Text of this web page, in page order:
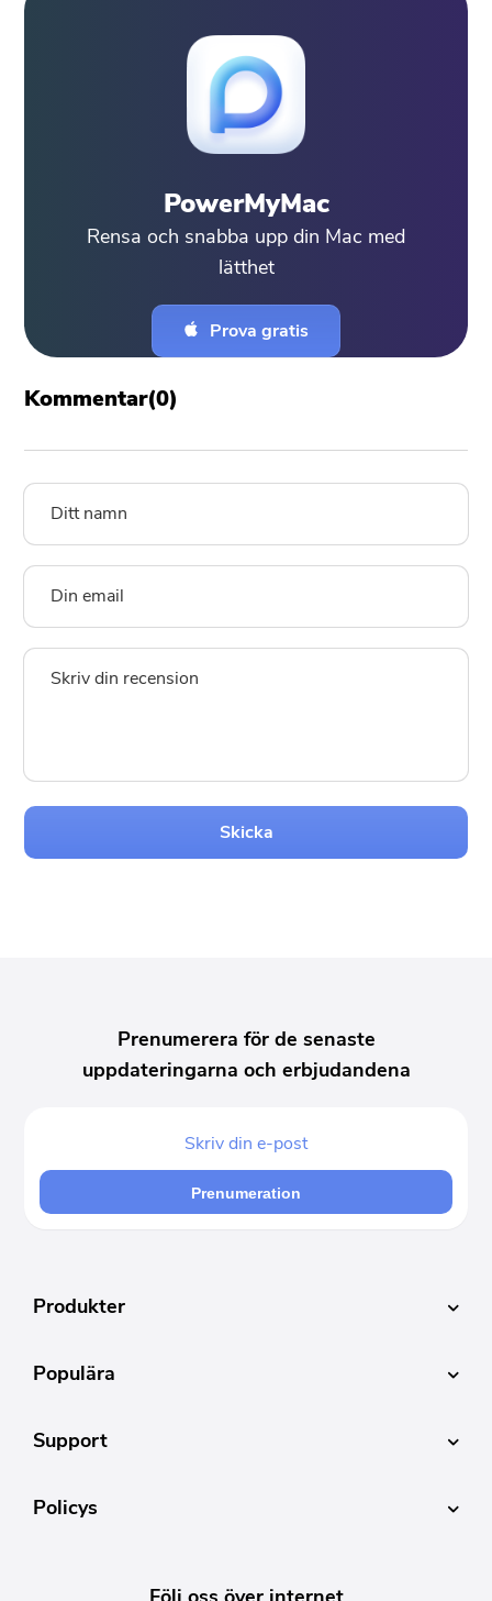
PowerMyMac
Rensa och snabba upp din Mac med
lätthet
Prova gratis
Kommentar(0)
Skicka
Prenumerera för de senaste
uppdateringarna och erbjudandena
Prenumeration
Produkter
Populära
Support
Policys